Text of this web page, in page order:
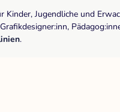
Jugendliche und
.